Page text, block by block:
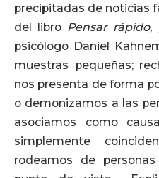
precipitadas de noticias
del libro Pensar
psicólogo Daniel
muestras pequeñas;
nos presenta de forma
o demonizamos a las
asociamos como
simplemente
rodeamos de